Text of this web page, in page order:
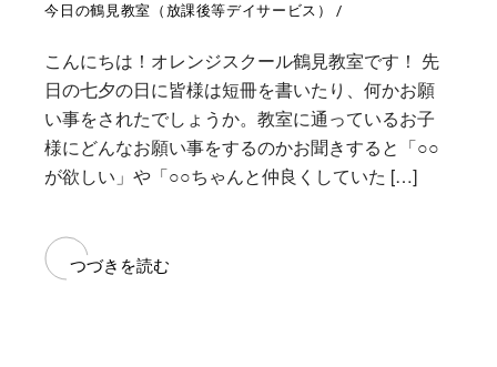
今日の鶴見教室（放課後等デイサービス）
こんにちは！オレンジスクール鶴見教室です！ 先
日の七夕の日に皆様は短冊を書いたり、何かお願
い事をされたでしょうか。教室に通っているお子
様にどんなお願い事をするのかお聞きすると「○○
が欲しい」や「○○ちゃんと仲良くしていた […]
つづきを読む